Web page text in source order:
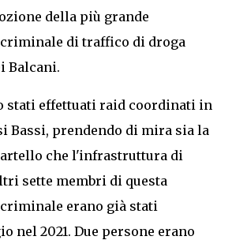
della più grande
di traffico di droga
Balcani.
stati effettuati raid coordinati in
Bassi, prendendo di mira sia la
che l'infrastruttura di
sette membri di questa
erano già stati
nel 2021. Due persone erano